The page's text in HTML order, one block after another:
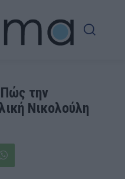
την
Νικολούλη